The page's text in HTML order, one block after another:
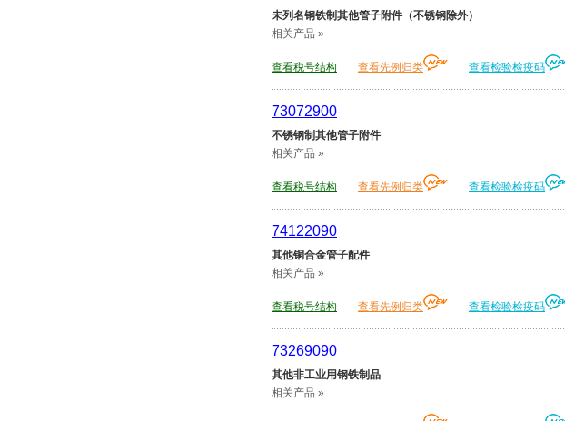
未列名钢铁制其他管子附件（不锈钢除外）
相关产品 »
查看税号结构 查看先例归类 查看检验检疫码
73072900
不锈钢制其他管子附件
相关产品 »
查看税号结构 查看先例归类 查看检验检疫码
74122090
其他铜合金管子配件
相关产品 »
查看税号结构 查看先例归类 查看检验检疫码
73269090
其他非工业用钢铁制品
相关产品 »